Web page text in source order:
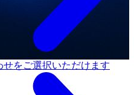
せをご選択いただけます